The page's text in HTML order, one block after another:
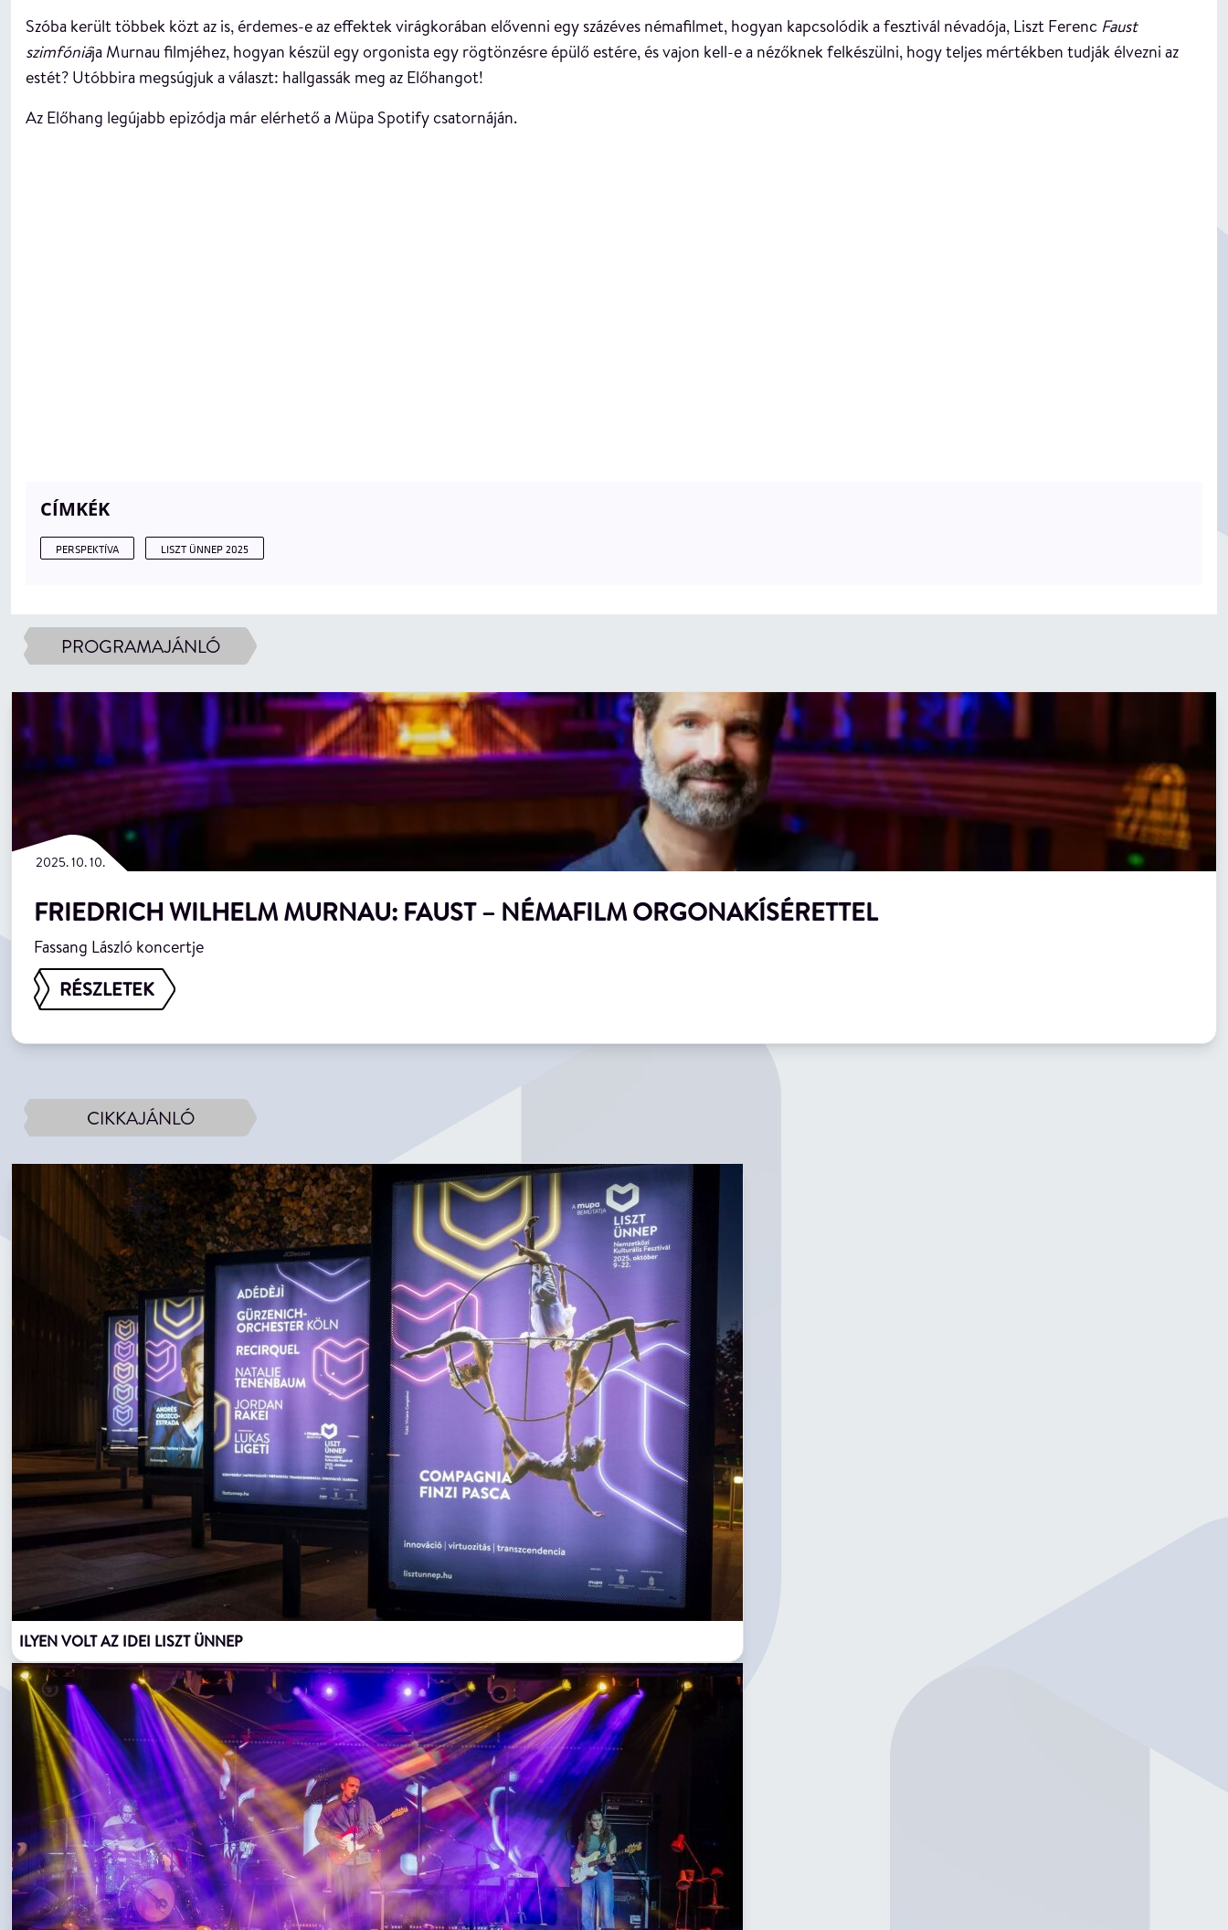
Szóba került többek közt az is, érdemes-e az effektek virágkorában elővenni egy százéves némafilmet, hogyan kapcsolódik a fesztivál névadója, Liszt Ferenc Faust
szimfóniája Murnau filmjéhez, hogyan készül egy orgonista egy rögtönzésre épülő estére, és vajon kell-e a nézőknek felkészülni, hogy teljes mértékben tudják élvezni az
estét? Utóbbira megsúgjuk a választ: hallgassák meg az Előhangot!
Az Előhang legújabb epizódja már elérhető a Müpa Spotify csatornáján.
CÍMKÉK
PERSPEKTÍVA LISZT ÜNNEP 2025
PROGRAMAJÁNLÓ
2025. 10. 10.
FRIEDRICH WILHELM MURNAU: FAUST – NÉMAFILM ORGONAKÍSÉRETTEL
Fassang László koncertje
RÉSZLETEK
CIKKAJÁNLÓ
ILYEN VOLT AZ IDEI LISZT ÜNNEP